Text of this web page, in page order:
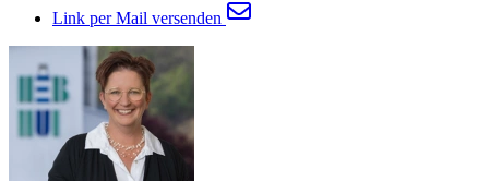
Link per Mail versenden